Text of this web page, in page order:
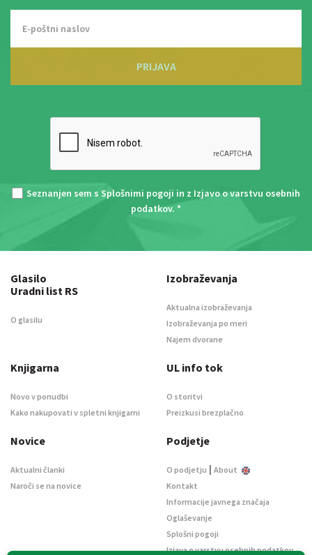
PRIJAVA
Seznanjen sem s Splošnimi pogoji in z Izjavo o varstvu osebnih
podatkov. *
Glasilo
Uradni list RS
O glasilu
Izobraževanja
Aktualna izobraževanja
Izobraževanja po meri
Najem dvorane
Knjigarna
Novo v ponudbi
Kako nakupovati v spletni knjigarni
UL info tok
O storitvi
Preizkusi brezplačno
Novice
Aktualni članki
Naroči se na novice
Podjetje
O podjetju | About
Kontakt
Informacije javnega značaja
Oglaševanje
Splošni pogoji
Izjava o varstvu osebnih podatkov